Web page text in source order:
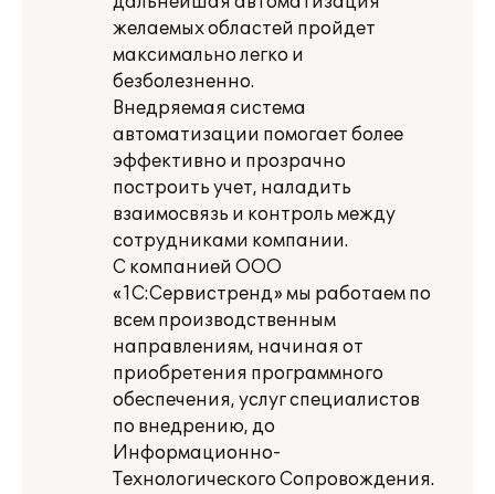
желаемых областей пройдет
максимально легко и
безболезненно.
Внедряемая система
автоматизации помогает более
эффективно и прозрачно
построить учет, наладить
взаимосвязь и контроль между
сотрудниками компании.
С компанией ООО
«1С:Сервистренд» мы работаем по
всем производственным
направлениям, начиная от
приобретения программного
обеспечения, услуг специалистов
по внедрению, до
Информационно-
Технологического Сопровождения.